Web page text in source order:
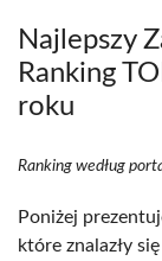
Najlepszy
Ranking
roku
Ranking według
Poniżej
które znalazły